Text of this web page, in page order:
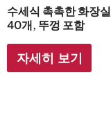
수세식 촉촉한 화장
40개, 뚜껑 포함
자세히 보기